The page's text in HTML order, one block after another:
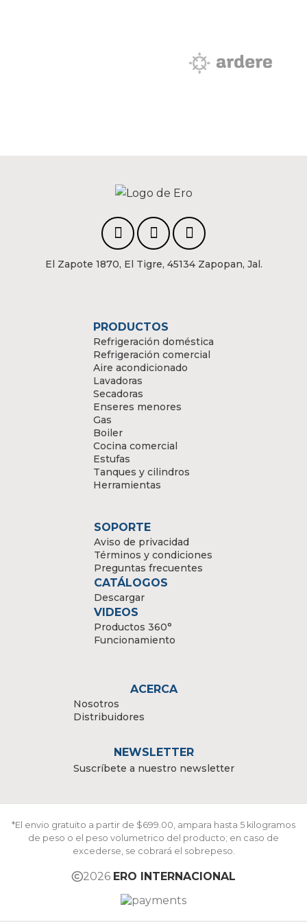
El Zapote 1870, El Tigre, 45134 Zapopan, Jal.
PRODUCTOS
Refrigeración doméstica
Refrigeración comercial
Aire acondicionado
Lavadoras
Secadoras
Enseres menores
Gas
Boiler
Cocina comercial
Estufas
Tanques y cilindros
Herramientas
SOPORTE
Aviso de privacidad
Términos y condiciones
Preguntas frecuentes
CATÁLOGOS
Descargar
VIDEOS
Productos 360°
Funcionamiento
ACERCA
Nosotros
Distribuidores
NEWSLETTER
Suscríbete a nuestro newsletter
*El envio gratuito a partir de $699.00, ampara hasta 5 kilogramos
de peso o el peso volumetrico del producto; en caso de
excederse, se cobrará el sobrepeso.
2026 ERO INTERNACIONAL